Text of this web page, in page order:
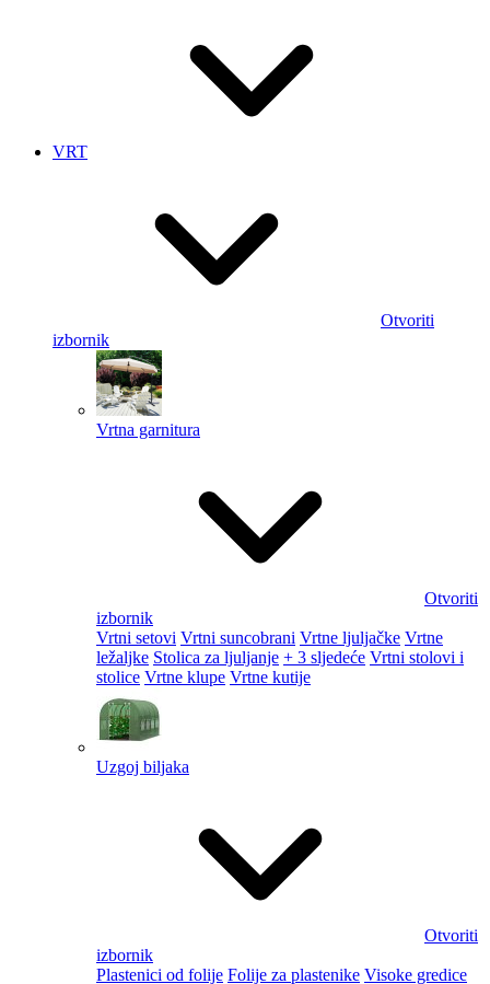
VRT
Otvoriti
izbornik
Vrtna garnitura
Otvoriti
izbornik
Vrtni setovi Vrtni suncobrani Vrtne ljuljačke Vrtne
ležaljke Stolica za ljuljanje + 3 sljedeće Vrtni stolovi i
stolice Vrtne klupe Vrtne kutije
Uzgoj biljaka
Otvoriti
izbornik
Plastenici od folije Folije za plastenike Visoke gredice